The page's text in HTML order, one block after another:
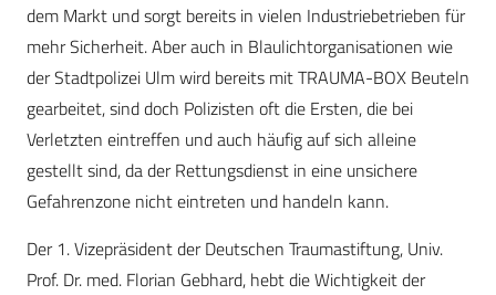
dem Markt und sorgt bereits in vielen Industriebetrieben für
mehr Sicherheit. Aber auch in Blaulichtorganisationen wie
der Stadtpolizei Ulm wird bereits mit TRAUMA-BOX Beuteln
gearbeitet, sind doch Polizisten oft die Ersten, die bei
Verletzten eintreffen und auch häufig auf sich alleine
gestellt sind, da der Rettungsdienst in eine unsichere
Gefahrenzone nicht eintreten und handeln kann.
Der 1. Vizepräsident der Deutschen Traumastiftung, Univ.
Prof. Dr. med. Florian Gebhard, hebt die Wichtigkeit der